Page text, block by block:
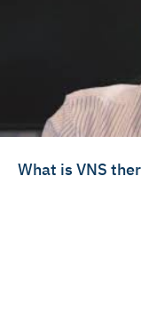
What is VNS